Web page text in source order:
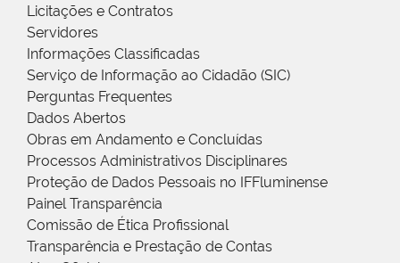
Licitações e Contratos
Servidores
Informações Classificadas
Serviço de Informação ao Cidadão (SIC)
Perguntas Frequentes
Dados Abertos
Obras em Andamento e Concluídas
Processos Administrativos Disciplinares
Proteção de Dados Pessoais no IFFluminense
Painel Transparência
Comissão de Ética Profissional
Transparência e Prestação de Contas